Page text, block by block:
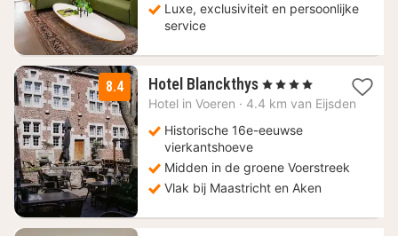
Luxe, exclusiviteit en persoonlijke
service
8.4 Hotel Blanckthys 1
nacht
62,90
, 4 Sterren
Hotel in Voeren · 4.4 km van Eijsden
Historische 16e-eeuwse
vierkantshoeve
Midden in de groene Voerstreek
Vlak bij Maastricht en Aken